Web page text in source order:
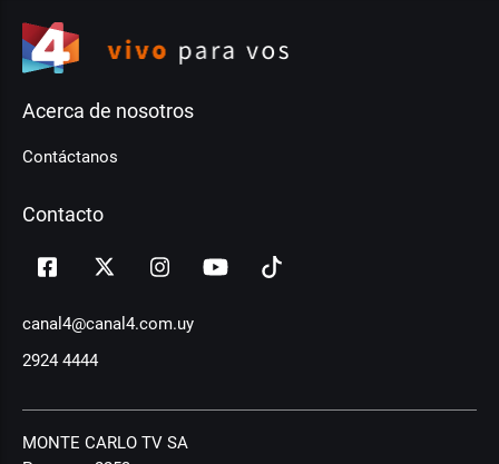
Acerca de nosotros
Contáctanos
Contacto
canal4@canal4.com.uy
2924 4444
MONTE CARLO TV SA